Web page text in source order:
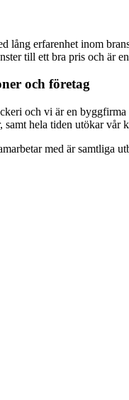
lång erfarenhet inom
till ett bra pris och är
och företag
och vi är en
hela tiden utökar vår
med är samtliga